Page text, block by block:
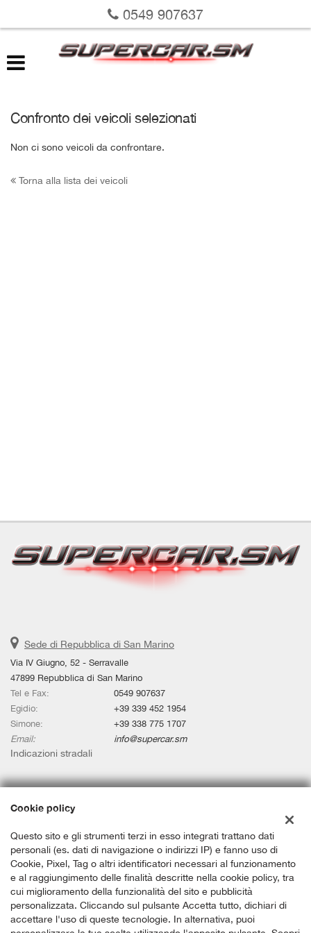
VALUTAZIONE USATO
SERVIZI
DOVE SIAMO
Confronto dei veicoli selezionati
Non ci sono veicoli da confrontare.
Torna alla lista dei veicoli
0549 907637
Sede di Repubblica di San Marino
Via IV Giugno, 52 - Serravalle
47899 Repubblica di San Marino
Tel e Fax:
0549 907637
Egidio:
+39 339 452 1954
Simone:
+39 338 775 1707
Email:
info@supercar.sm
Indicazioni stradali
Dati fiscali:
Via IV Giugno, 52 - Serravalle
C.F/P.IVA:SM 23255
Registro delle imprese:Repubblica di San Marino
Cookie policy
Questo sito e gli strumenti terzi in esso integrati trattano dati
personali (es. dati di navigazione o indirizzi IP) e fanno uso di
Cookie, Pixel, Tag o altri identificatori necessari al funzionamento
e al raggiungimento delle finalità descritte nella cookie policy, tra
cui miglioramento della funzionalità del sito e pubblicità
personalizzata. Cliccando sul pulsante Accetta tutto, dichiari di
accettare l'uso di queste tecnologie. In alternativa, puoi